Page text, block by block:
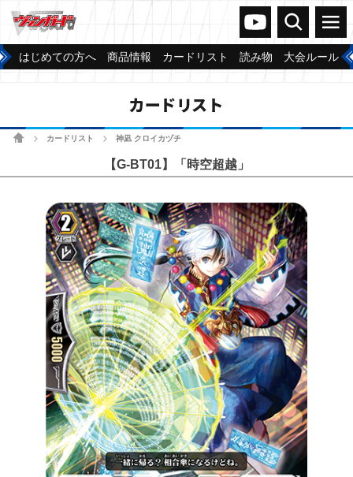
ヴァンガードch
検索 メニュー
はじめての方へ 商品情報 カードリスト 読み物 大会ルール
カードリスト
ホームカードリスト 神凪 クロイカヅチ
【G-BT01】「時空超越」